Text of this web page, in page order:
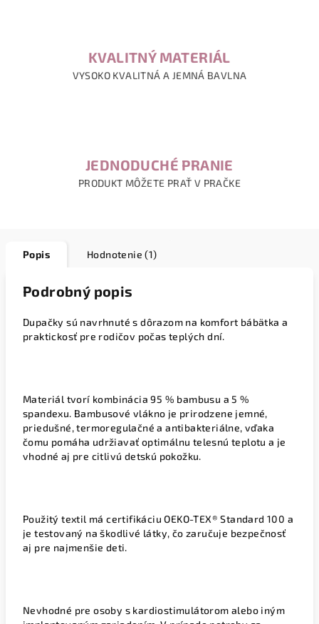
KVALITNÝ MATERIÁL
VYSOKO KVALITNÁ A JEMNÁ BAVLNA
JEDNODUCHÉ PRANIE
PRODUKT MÔŽETE PRAŤ V PRAČKE
Popis Hodnotenie (1)
Podrobný popis
Dupačky sú navrhnuté s dôrazom na komfort bábätka a
praktickosť pre rodičov počas teplých dní.
Materiál tvorí kombinácia 95 % bambusu a 5 %
spandexu. Bambusové vlákno je prirodzene jemné,
priedušné, termoregulačné a antibakteriálne, vďaka
čomu pomáha udržiavať optimálnu telesnú teplotu a je
vhodné aj pre citlivú detskú pokožku.
Použitý textil má certifikáciu OEKO-TEX® Standard 100 a
je testovaný na škodlivé látky, čo zaručuje bezpečnosť
aj pre najmenšie deti.
Nevhodné pre osoby s kardiostimulátorom alebo iným